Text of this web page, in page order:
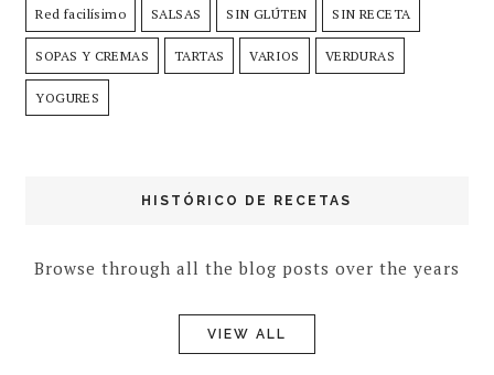
Red facilísimo SALSAS SIN GLÚTEN SIN RECETA
SOPAS Y CREMAS TARTAS VARIOS VERDURAS
YOGURES
HISTÓRICO DE RECETAS
Browse through all the blog posts over the years
VIEW ALL